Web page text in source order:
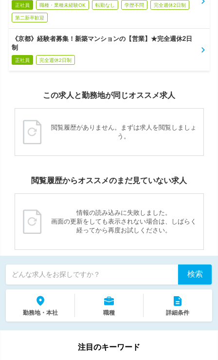
正社員 職種・業種未経験OK 転勤なし 学歴不問 完全週休2日制
第二新卒歓迎
《京都》経験者募集！新築マンションの【営業】★完全週休2日
制
正社員 完全週休2日制
この求人と勤務地が同じオススメ求人
閲覧履歴がありません。まずは求人を閲覧しましょ
う。
閲覧履歴からオススメのまだ見ていない求人
情報の読み込みに失敗しました。
画面の更新をしても表示されない場合は、しばらく
経ってから再度お試しください。
どんな求人をお探しですか？ 検索
勤務地・本社 職種 詳細条件
注目のキーワード